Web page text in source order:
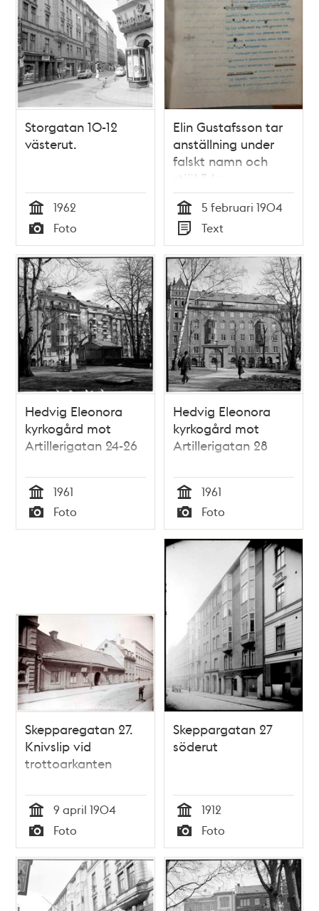
Storgatan 10-12
västerut.
Tid
1962
Typ
Foto
Elin Gustafsson tar
anställning under
falskt namn och
stjäl 5 kr
Tid
5 februari 1904
Typ
Text
Hedvig Eleonora
kyrkogård mot
Artillerigatan 24-26
Tid
1961
Typ
Foto
Hedvig Eleonora
kyrkogård mot
Artillerigatan 28
Tid
1961
Typ
Foto
Skepparegatan 27.
Knivslip vid
trottoarkanten
Tid
9 april 1904
Typ
Foto
Skeppargatan 27
söderut
Tid
1912
Typ
Foto